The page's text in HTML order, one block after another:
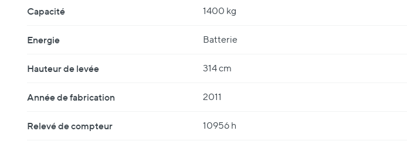
Capacité 1400 kg
Energie Batterie
Hauteur de levée 314 cm
Année de fabrication 2011
Relevé de compteur 10956 h